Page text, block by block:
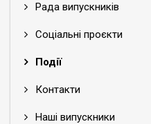
Рада випускників
Соціальні проєкти
Події
Контакти
Наші випускники